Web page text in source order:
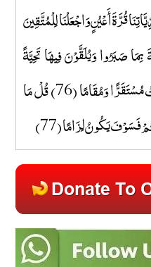
قُرَّةَ أَعْيُنٍ وَاجْعَلْنَا لِلْمُتَّقِينَ
بِمَا صَبَرُوا وَيُلَقَّوْنَ فِيهَا تَحِيَّةً
وَسَلَامًا (75) خَالِدِينَ فِيهَا حَسُنَتْ مُسْتَقَرًّا وَمُقَامًا (76) قُلْ مَا
فَسَوْفَ يَكُونُ لِزَامًا (77)